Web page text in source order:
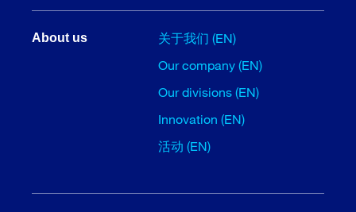
About us
关于我们 (EN)
Our company (EN)
Our divisions (EN)
Innovation (EN)
活动 (EN)